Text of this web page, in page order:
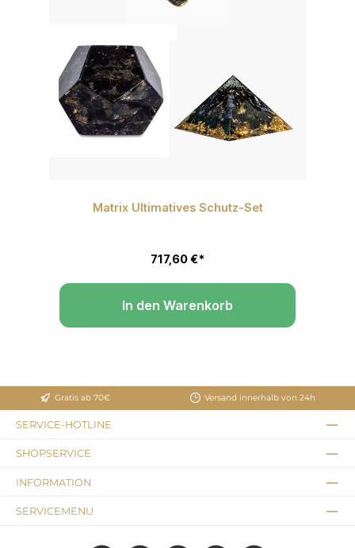
Matrix Ultimatives Schutz-Set
717,60 €*
In den Warenkorb
Gratis ab 70€ Versand innerhalb von 24h
SERVICE-HOTLINE
SHOPSERVICE
INFORMATION
SERVICEMENU